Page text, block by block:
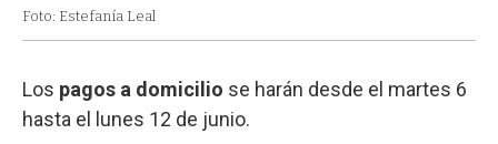
Foto: Estefanía Leal
Los pagos a domicilio se harán desde el martes 6
hasta el lunes 12 de junio.